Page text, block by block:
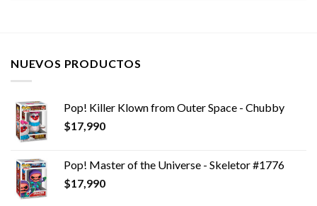
NUEVOS PRODUCTOS
Pop! Killer Klown from Outer Space - Chubby
$17,990
Pop! Master of the Universe - Skeletor #1776
$17,990